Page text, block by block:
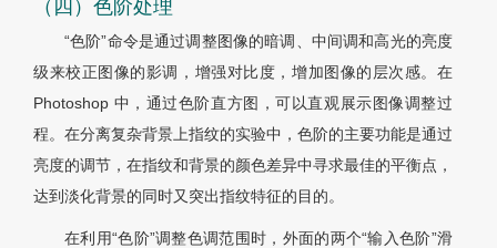
（四）色阶处理
“色阶”命令是通过调整图像的暗调、中间调和高光的亮度
级来校正图像的影调，增强对比度，增加图像的层次感。在
Photoshop 中，通过色阶直方图，可以直观展示图像调整过
程。在分离复杂背景上指纹的实验中，色阶的主要功能是通过
亮度的调节，在指纹和背景的颜色差异中寻求最佳的平衡点，
达到淡化背景的同时又突出指纹特征的目的。
在利用“色阶”调整色调范围时，外面的两个“输入色阶”滑